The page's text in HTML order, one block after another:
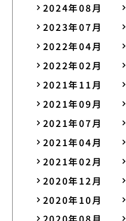
2024年08月
2023年07月
2022年04月
2022年02月
2021年11月
2021年09月
2021年07月
2021年04月
2021年02月
2020年12月
2020年10月